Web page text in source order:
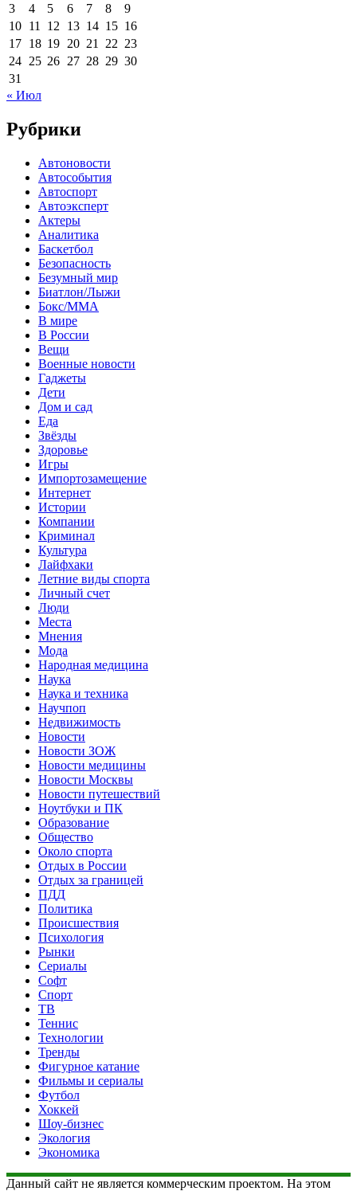
3
4 5 6 7 8
9
10 11 12 13 14 15 16
17 18 19 20 21 22 23
24 25 26 27 28 29 30
31
« Июл
Рубрики
Автоновости
Автособытия
Автоспорт
Автоэксперт
Актеры
Аналитика
Баскетбол
Безопасность
Безумный мир
Биатлон/Лыжи
Бокс/MMA
В мире
В России
Вещи
Военные новости
Гаджеты
Дети
Дом и сад
Еда
Звёзды
Здоровье
Игры
Импортозамещение
Интернет
Истории
Компании
Криминал
Культура
Лайфхаки
Летние виды спорта
Личный счет
Люди
Места
Мнения
Мода
Народная медицина
Наука
Наука и техника
Научпоп
Недвижимость
Новости
Новости ЗОЖ
Новости медицины
Новости Москвы
Новости путешествий
Ноутбуки и ПК
Образование
Общество
Около спорта
Отдых в России
Отдых за границей
ПДД
Политика
Происшествия
Психология
Рынки
Сериалы
Софт
Спорт
ТВ
Теннис
Технологии
Тренды
Фигурное катание
Фильмы и сериалы
Футбол
Хоккей
Шоу-бизнес
Экология
Экономика
Данный сайт не является коммерческим проектом. На этом